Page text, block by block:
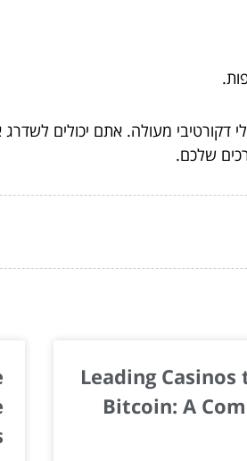
דקורטיבי מעולה. אתם יכולים
שלכם.
Leading
Bitcoin: A